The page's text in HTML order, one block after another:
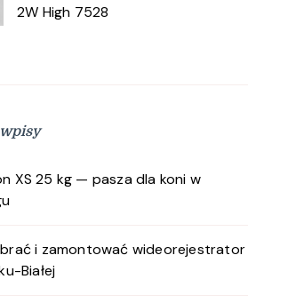
2W High 7528
XS 25 kg — pasza dla koni w
i zamontować wideorejestrator
Białej